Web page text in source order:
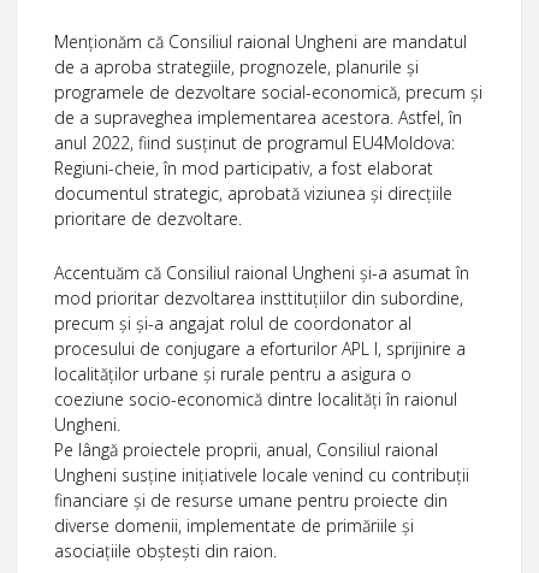
Menționăm că Consiliul raional Ungheni are mandatul
de a aproba strategiile, prognozele, planurile și
programele de dezvoltare social-economică, precum și
de a supraveghea implementarea acestora. Astfel, în
anul 2022, fiind susținut de programul EU4Moldova:
Regiuni-cheie, în mod participativ, a fost elaborat
documentul strategic, aprobată viziunea și direcțiile
prioritare de dezvoltare.
Accentuăm că Consiliul raional Ungheni și-a asumat în
mod prioritar dezvoltarea insttituțiilor din subordine,
precum și și-a angajat rolul de coordonator al
procesului de conjugare a eforturilor APL I, sprijinire a
localităților urbane și rurale pentru a asigura o
coeziune socio-economică dintre localități în raionul
Ungheni.
Pe lângă proiectele proprii, anual, Consiliul raional
Ungheni susține inițiativele locale venind cu contribuții
financiare și de resurse umane pentru proiecte din
diverse domenii, implementate de primăriile și
asociațiile obștești din raion.